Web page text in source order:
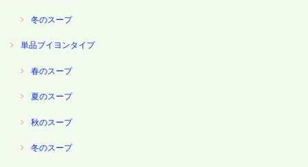
冬のスープ
単品ブイヨンタイプ
春のスープ
夏のスープ
秋のスープ
冬のスープ